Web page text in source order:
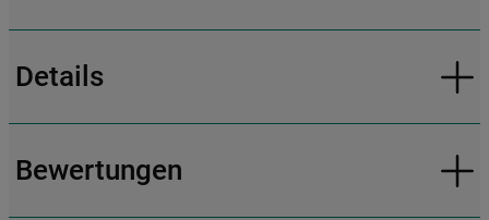
Details
Bewertungen